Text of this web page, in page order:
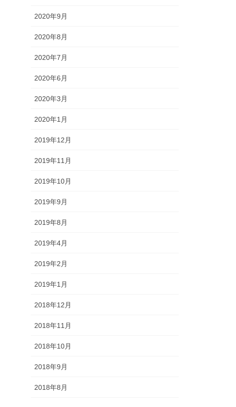
2020年9月
2020年8月
2020年7月
2020年6月
2020年3月
2020年1月
2019年12月
2019年11月
2019年10月
2019年9月
2019年8月
2019年4月
2019年2月
2019年1月
2018年12月
2018年11月
2018年10月
2018年9月
2018年8月